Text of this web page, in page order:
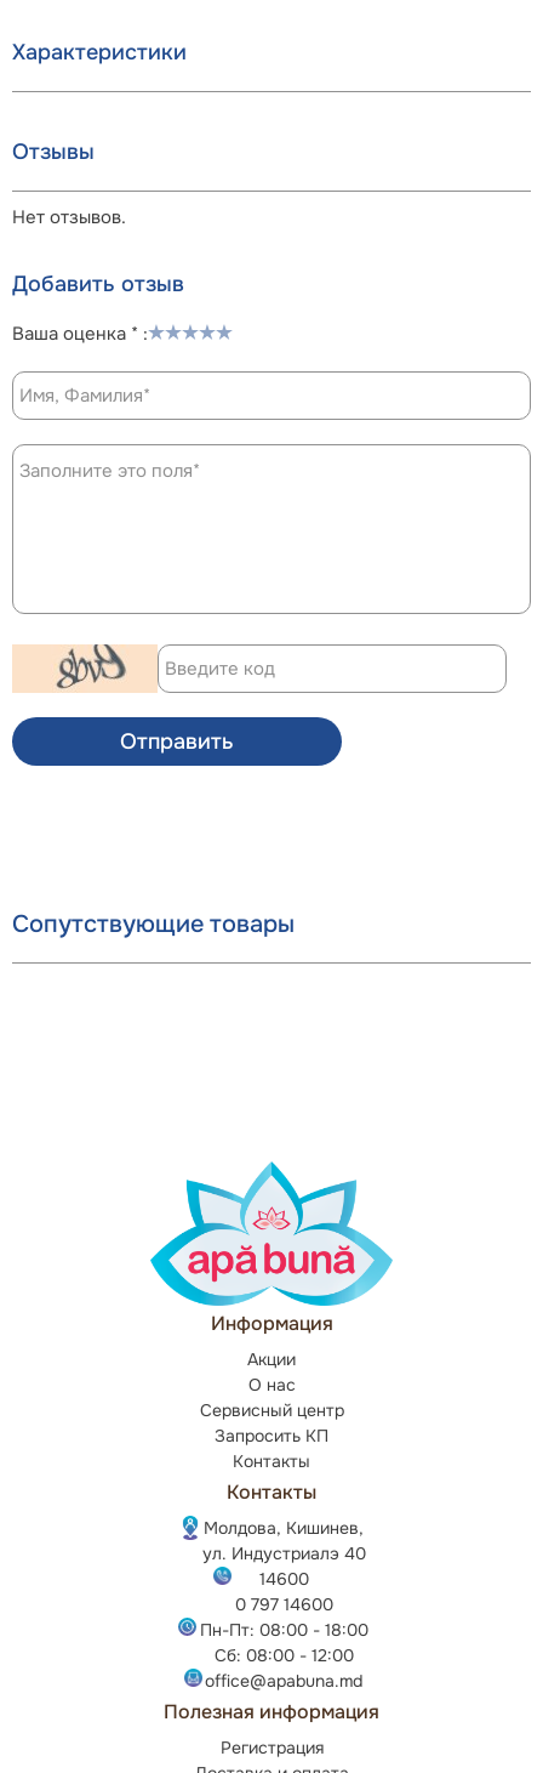
Характеристики
Отзывы
Нет отзывов.
Добавить отзыв
Ваша оценка * :
Отправить
Сопутствующие товары
Информация
Акции
О нас
Сервисный центр
Запросить КП
Контакты
Контакты
Молдова, Кишинев,
ул. Индустриалэ 40
14600
0 797 14600
Пн-Пт: 08:00 - 18:00
Сб: 08:00 - 12:00
office@apabuna.md
Полезная информация
Регистрация